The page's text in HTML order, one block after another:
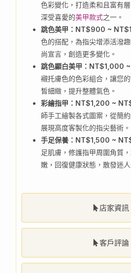
店家資訊
客戶評論
色彩變化，打造柔和且富有
深受喜愛的美甲款式之一。
跳色美甲：NT$900 ~
色的搭配，為指尖增添活潑
尚宣言，創造更多變化。
跳色顯白美甲：NT$1,000
襯托膚色的色彩組合，讓您
皙細緻，提升整體氣色。
彩繪指甲：NT$1,200 ~
師手工繪製各式圖案，從簡
展現高度客製化的指尖藝術。
手足保養：NT$1,500 ~
足肌膚，修護指甲周圍角質
嫩，回復健康狀態，散發迷人